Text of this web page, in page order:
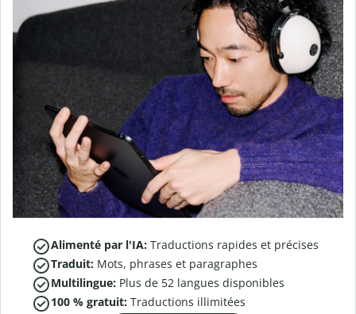
Alimenté par l'IA: Traductions rapides et précises
Traduit: Mots, phrases et paragraphes
Multilingue: Plus de 52 langues disponibles
100 % gratuit: Traductions illimitées